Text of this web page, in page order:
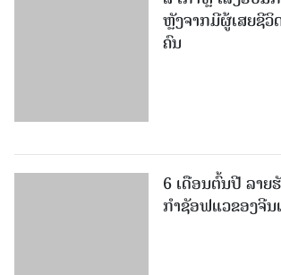
ຫຼັງຈາກມີຜູ້ເສຍຊີວິ
ຄົນ
6 ເດືອນຕົ້ນປີ ລາຍ
ກຳຊັອຟແວຂອງຈີນ